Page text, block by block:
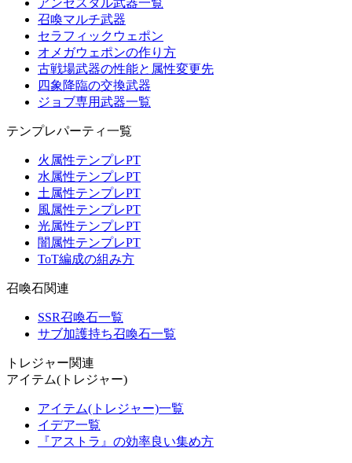
アンセスタル武器一覧
召喚マルチ武器
セラフィックウェポン
オメガウェポンの作り方
古戦場武器の性能と属性変更先
四象降臨の交換武器
ジョブ専用武器一覧
テンプレパーティ一覧
火属性テンプレPT
水属性テンプレPT
土属性テンプレPT
風属性テンプレPT
光属性テンプレPT
闇属性テンプレPT
ToT編成の組み方
召喚石関連
SSR召喚石一覧
サブ加護持ち召喚石一覧
トレジャー関連
アイテム(トレジャー)
アイテム(トレジャー)一覧
イデア一覧
『アストラ』の効率良い集め方